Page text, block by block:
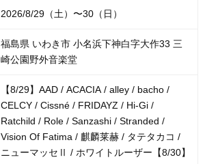
2026/8/29（土）〜30（日）
福島県 いわき市 小名浜下神白字大作33 三
崎公園野外音楽堂
【8/29】AAD / ACACIA / alley / bacho /
CELCY / Cissné / FRIDAYZ / Hi-Gi /
Ratchild / Role / Sanzashi / Stranded /
Vision Of Fatima / 麒麟莱赫 / タテタカコ /
ニューマッセⅡ / ホワイトルーザー【8/30】